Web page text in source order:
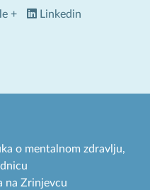
+ Linkedin
o mentalnom zdravlju,
na Zrinjevcu